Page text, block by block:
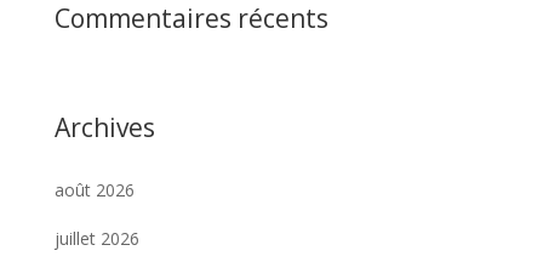
Commentaires récents
Archives
août 2026
juillet 2026